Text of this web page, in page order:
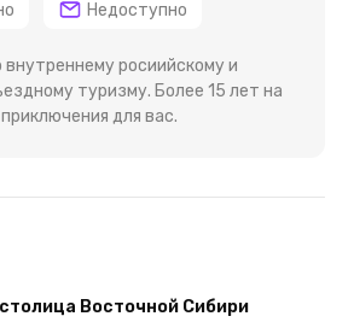
Недоступно
внутреннему росиийскому и
туризму. Более 15 лет на
для вас.
Восточной Сибири